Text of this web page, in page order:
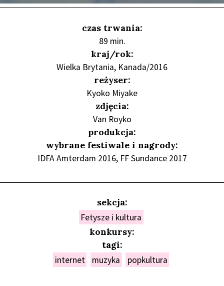
czas trwania:
89 min.
kraj/rok:
Wielka Brytania, Kanada/2016
reżyser:
Kyoko Miyake
zdjęcia:
Van Royko
produkcja:
wybrane festiwale i nagrody:
IDFA Amterdam 2016, FF Sundance 2017
sekcja:
Fetysze i kultura
konkursy:
tagi:
internet muzyka popkultura